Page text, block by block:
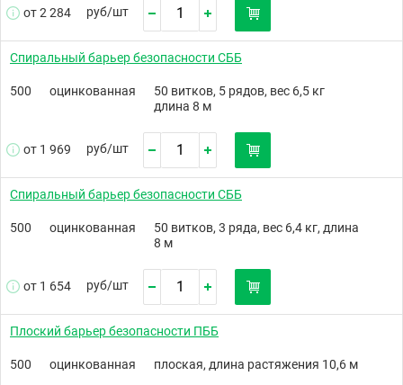
от 2 284 руб/шт
Спиральный барьер безопасности СББ
500 оцинкованная
50 витков, 5 рядов, вес 6,5 кг
длина 8 м
от 1 969 руб/шт
Спиральный барьер безопасности СББ
500 оцинкованная
50 витков, 3 ряда, вес 6,4 кг, длина
8 м
от 1 654 руб/шт
Плоский барьер безопасности ПББ
500 оцинкованная плоская, длина растяжения 10,6 м